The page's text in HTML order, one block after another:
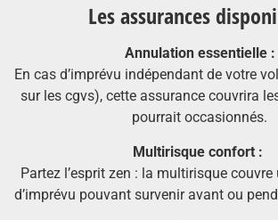
Les assurances
Annulation essentielle :
En cas d’imprévu indépendant de votre
sur les cgvs), cette assurance couvrira
pourrait occasionnés.
Multirisque confort :
Partez l’esprit zen : la multirisque
d’imprévu pouvant survenir avant ou